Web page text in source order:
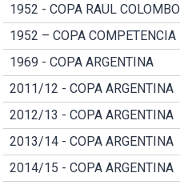
1952 - COPA RAUL COLOMBO
1952 – COPA COMPETENCIA
1969 - COPA ARGENTINA
2011/12 - COPA ARGENTINA
2012/13 - COPA ARGENTINA
2013/14 - COPA ARGENTINA
2014/15 - COPA ARGENTINA